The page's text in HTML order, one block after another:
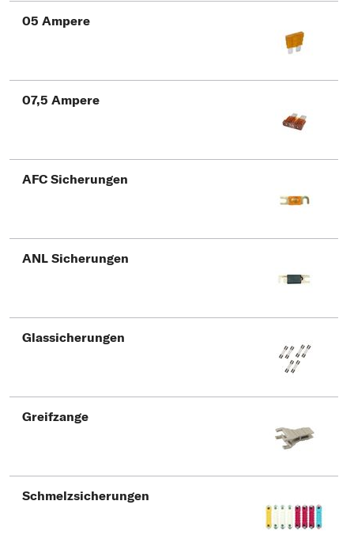
05 Ampere
07,5 Ampere
AFC Sicherungen
ANL Sicherungen
Glassicherungen
Greifzange
Schmelzsicherungen